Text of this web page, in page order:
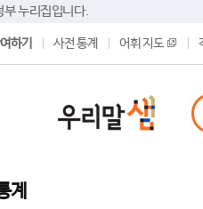
부 누리집입니다.
하기 사전 통계 어휘 지도
계